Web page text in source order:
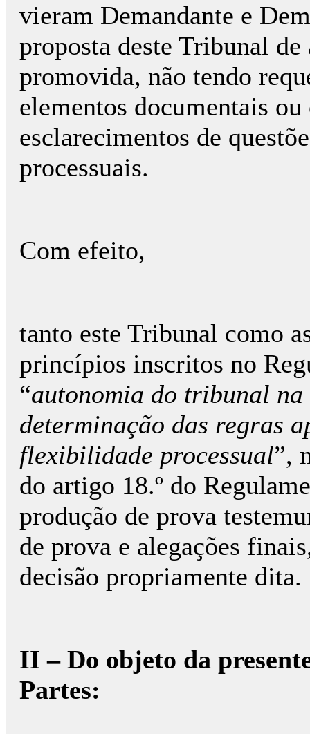
vieram Demandante e
proposta deste Tribunal
promovida, não tendo
elementos documentais
esclarecimentos de
processuais.
Com efeito,
tanto este Tribunal como
princípios inscritos no
“autonomia do tribunal na
determinação das regras
flexibilidade processual”,
do artigo 18.º do
produção de prova
de prova e alegações
decisão propriamente dita.
II – Do objeto da
Partes: